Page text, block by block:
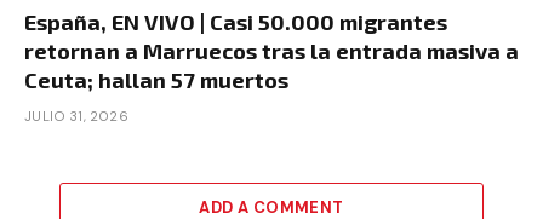
España, EN VIVO | Casi 50.000 migrantes
retornan a Marruecos tras la entrada masiva a
Ceuta; hallan 57 muertos
JULIO 31, 2026
ADD A COMMENT